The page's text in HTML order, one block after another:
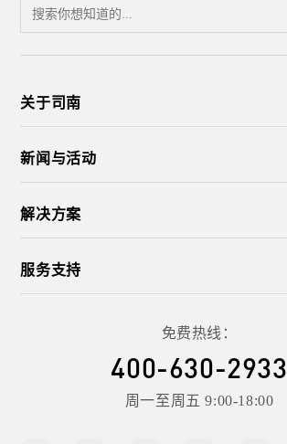
免费热线：
400-630-2933
周一至周五 9:00-18:00
关于司南
新闻与活动
解决方案
服务支持